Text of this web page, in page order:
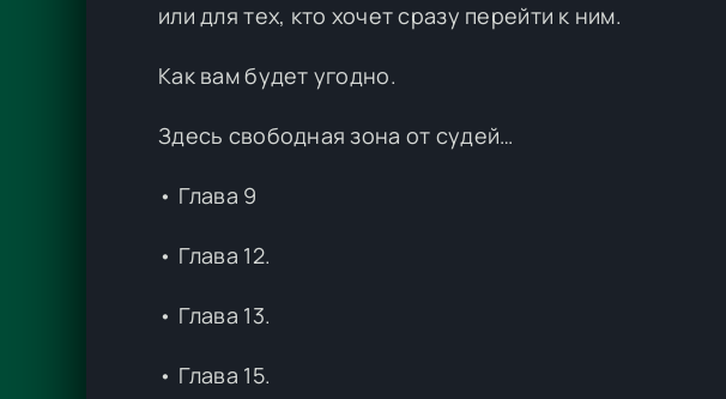
или для тех, кто хочет сразу перейти к ним.
Как вам будет угодно.
Здесь свободная зона от судей…
• Глава 9
• Глава 12.
• Глава 13.
• Глава 15.